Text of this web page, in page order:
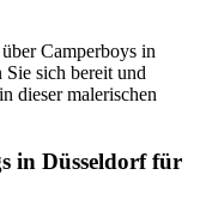
Camperboys in
Sie sich bereit und
dieser malerischen
in Düsseldorf für